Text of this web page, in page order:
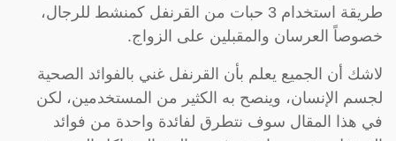
طريقة استخدام 3 حبات من القرنفل كمنشط للرجال،
خصوصاً العرسان والمقبلين على الزواج.
لاشك أن الجميع يعلم بأن القرنفل غني بالفوائد الصحية
لجسم الإنسان، وينصح به الكثير من المستخدمين، لكن
في هذا المقال سوف نتطرق لفائدة واحدة من فوائد